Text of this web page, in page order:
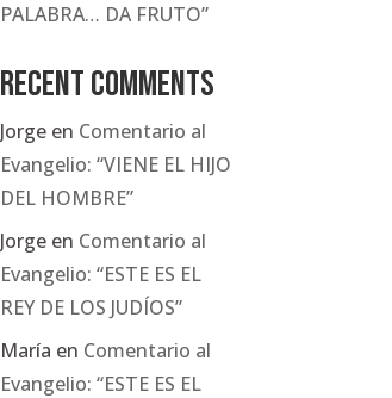
PALABRA… DA FRUTO”
Recent Comments
Jorge en Comentario al
Evangelio: “VIENE EL HIJO
DEL HOMBRE”
Jorge en Comentario al
Evangelio: “ESTE ES EL
REY DE LOS JUDÍOS”
María en Comentario al
Evangelio: “ESTE ES EL